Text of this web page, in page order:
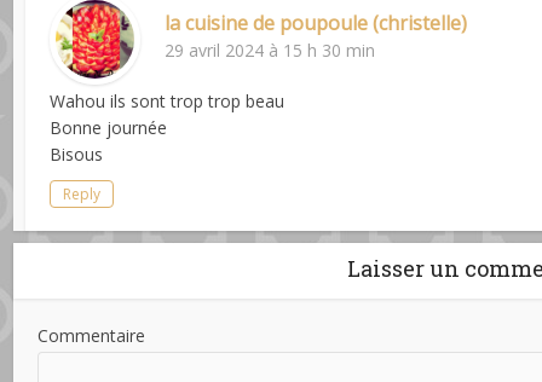
la cuisine de poupoule (christelle)
29 avril 2024 à 15 h 30 min
Wahou ils sont trop trop beau
Bonne journée
Bisous
Reply
Laisser un
Commentaire